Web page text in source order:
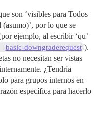
son ‘visibles para Todos
(asumo)’, por lo que se
ejemplo, al escribir ‘qu’
basic-downgraderequest ).
no necesitan ser vistas
¿Tendría
para grupos internos en
específica para hacerlo